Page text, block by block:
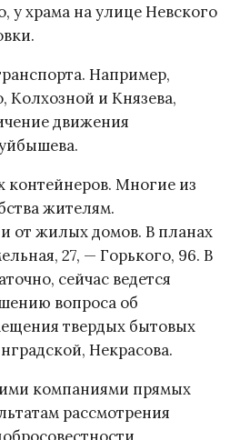
у храма на улице Невского
Например,
Колхозной и Князева,
движения
Многие из
жителям.
от жилых домов. В планах
27, — Горького, 96. В
сейчас ведется
вопроса об
твердых бытовых
Некрасова.
компаниями прямых
рассмотрения